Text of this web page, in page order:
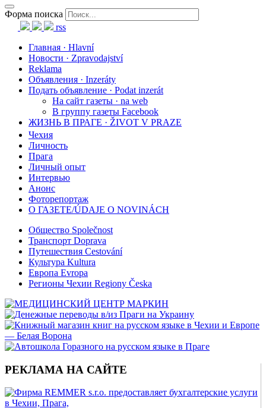
Форма поиска
rss
Главная · Hlavní
Новости · Zpravodajství
Reklama
Объявления · Inzeráty
Подать объявление · Podat inzerát
На сайт газеты · na web
В группу газеты Facebook
ЖИЗНЬ В ПРАГЕ · ŽIVOT V PRAZE
Чехия
Личность
Прага
Личный опыт
Интервью
Анонс
Фоторепортаж
О ГАЗЕТЕ/ÚDAJE O NOVINÁCH
Общество Společnost
Транспорт Doprava
Путешествия Cestování
Культура Kultura
Европа Evropa
Регионы Чехии Regiony Česka
РЕКЛАМА НА САЙТЕ